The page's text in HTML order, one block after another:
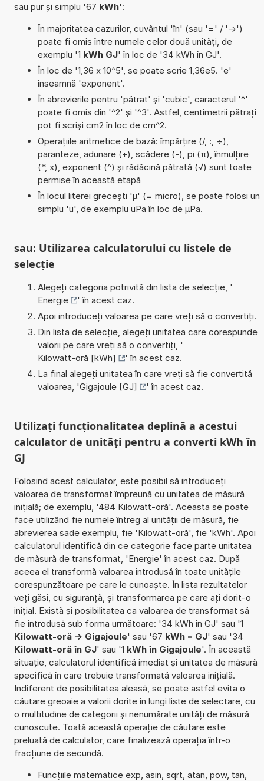
sau pur și simplu '67 kWh':
În majoritatea cazurilor, cuvântul 'în' (sau '=' / '->')
poate fi omis între numele celor două unități, de
exemplu '1 kWh GJ' în loc de '34 kWh în GJ'.
În loc de '1,36 x 10^5', se poate scrie 1,36e5. 'e'
înseamnă 'exponent'.
În abrevierile pentru 'pătrat' și 'cubic', caracterul '^'
poate fi omis din '^2' și '^3'. Astfel, centimetrii pătrați
pot fi scriși cm2 în loc de cm^2.
Operațiile aritmetice de bază: împărțire (/, :, ÷),
paranteze, adunare (+), scădere (-), pi (π), înmulțire
(*, x), exponent (^) și rădăcină pătrată (√) sunt toate
permise în această etapă
În locul literei grecești 'µ' (= micro), se poate folosi un
simplu 'u', de exemplu uPa în loc de µPa.
sau: Utilizarea calculatorului cu listele de
selecție
Alegeți categoria potrivită din lista de selecție, '
Energie
' în acest caz.
Apoi introduceți valoarea pe care vreți să o convertiți.
Din lista de selecție, alegeți unitatea care corespunde
valorii pe care vreți să o convertiți, '
Kilowatt-oră [kWh]
' în acest caz.
La final alegeți unitatea în care vreți să fie convertită
valoarea, 'Gigajoule [GJ] ' în acest caz.
Utilizați funcționalitatea deplină a acestui
calculator de unități pentru a converti kWh în
GJ
Folosind acest calculator, este posibil să introduceți
valoarea de transformat împreună cu unitatea de măsură
inițială; de exemplu, '484 Kilowatt-oră'. Aceasta se poate
face utilizând fie numele întreg al unității de măsură, fie
abrevierea sade exemplu, fie 'Kilowatt-oră', fie 'kWh'. Apoi
calculatorul identifică din ce categorie face parte unitatea
de măsură de transformat, 'Energie' în acest caz. După
aceea el transformă valoarea introdusă în toate unitățile
corespunzătoare pe care le cunoaște. În lista rezultatelor
veți găsi, cu siguranță, și transformarea pe care ați dorit-o
inițial. Există și posibilitatea ca valoarea de transformat să
fie introdusă sub forma următoare: '34 kWh în GJ' sau '1
Kilowatt-oră -> Gigajoule' sau '67 kWh = GJ' sau '34
Kilowatt-oră în GJ' sau '1 kWh în Gigajoule'. În această
situație, calculatorul identifică imediat și unitatea de măsură
specifică în care trebuie transformată valoarea inițială.
Indiferent de posibilitatea aleasă, se poate astfel evita o
căutare greoaie a valorii dorite în lungi liste de selectare, cu
o multitudine de categorii și nenumărate unități de măsură
cunoscute. Toată această operație de căutare este
preluată de calculator, care finalizează operația într-o
fracțiune de secundă.
Funcțiile matematice exp, asin, sqrt, atan, pow, tan,